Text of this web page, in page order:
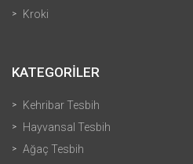
Kroki
KATEGORİLER
Kehribar Tesbih
Hayvansal Tesbih
Ağaç Tesbih